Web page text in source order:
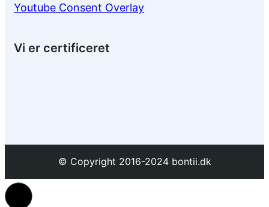
Youtube Consent Overlay
Vi er certificeret
© Copyright 2016-2024 bontii.dk